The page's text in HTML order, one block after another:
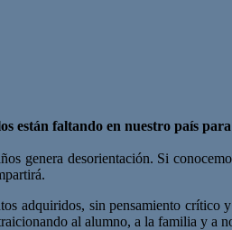
están faltando en nuestro país
genera desorientación. Si
adquiridos, sin pensamiento crítico
al alumno, a la familia y a